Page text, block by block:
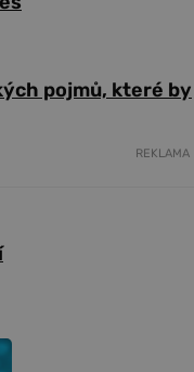
pojmů, které by
REKLAMA